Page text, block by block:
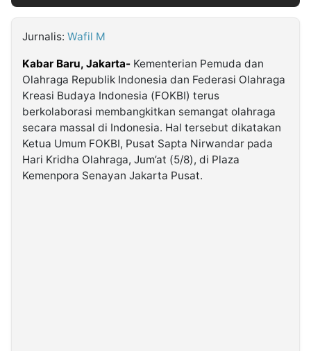
Kabarbaru.co
2026
Kabarbaru
Media
Holding
Jurnalis: Wafil M
Kabar Baru, Jakarta- Kementerian Pemuda dan
Olahraga Republik Indonesia dan Federasi Olahraga
Kreasi Budaya Indonesia (FOKBI) terus
berkolaborasi membangkitkan semangat olahraga
secara massal di Indonesia. Hal tersebut dikatakan
Ketua Umum FOKBI, Pusat Sapta Nirwandar pada
Hari Kridha Olahraga, Jum’at (5/8), di Plaza
Kemenpora Senayan Jakarta Pusat.